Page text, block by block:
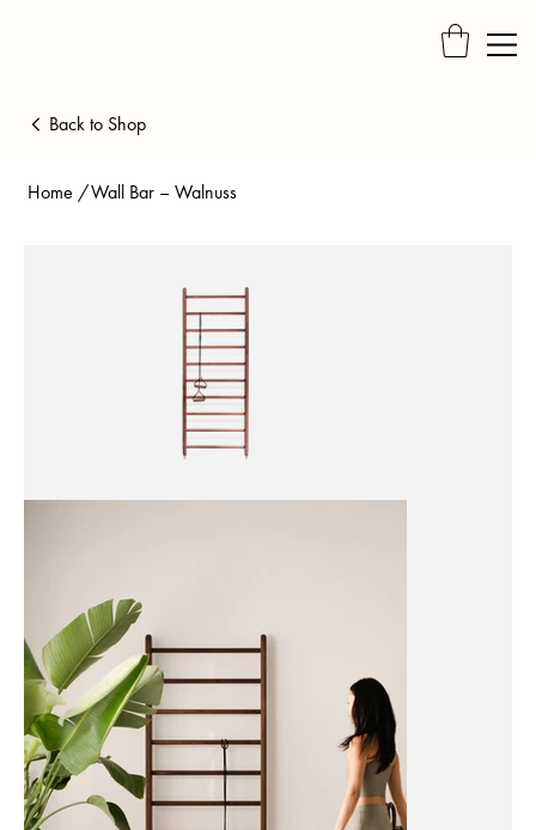
Home /Wall Bar – Walnuss
Back to Shop